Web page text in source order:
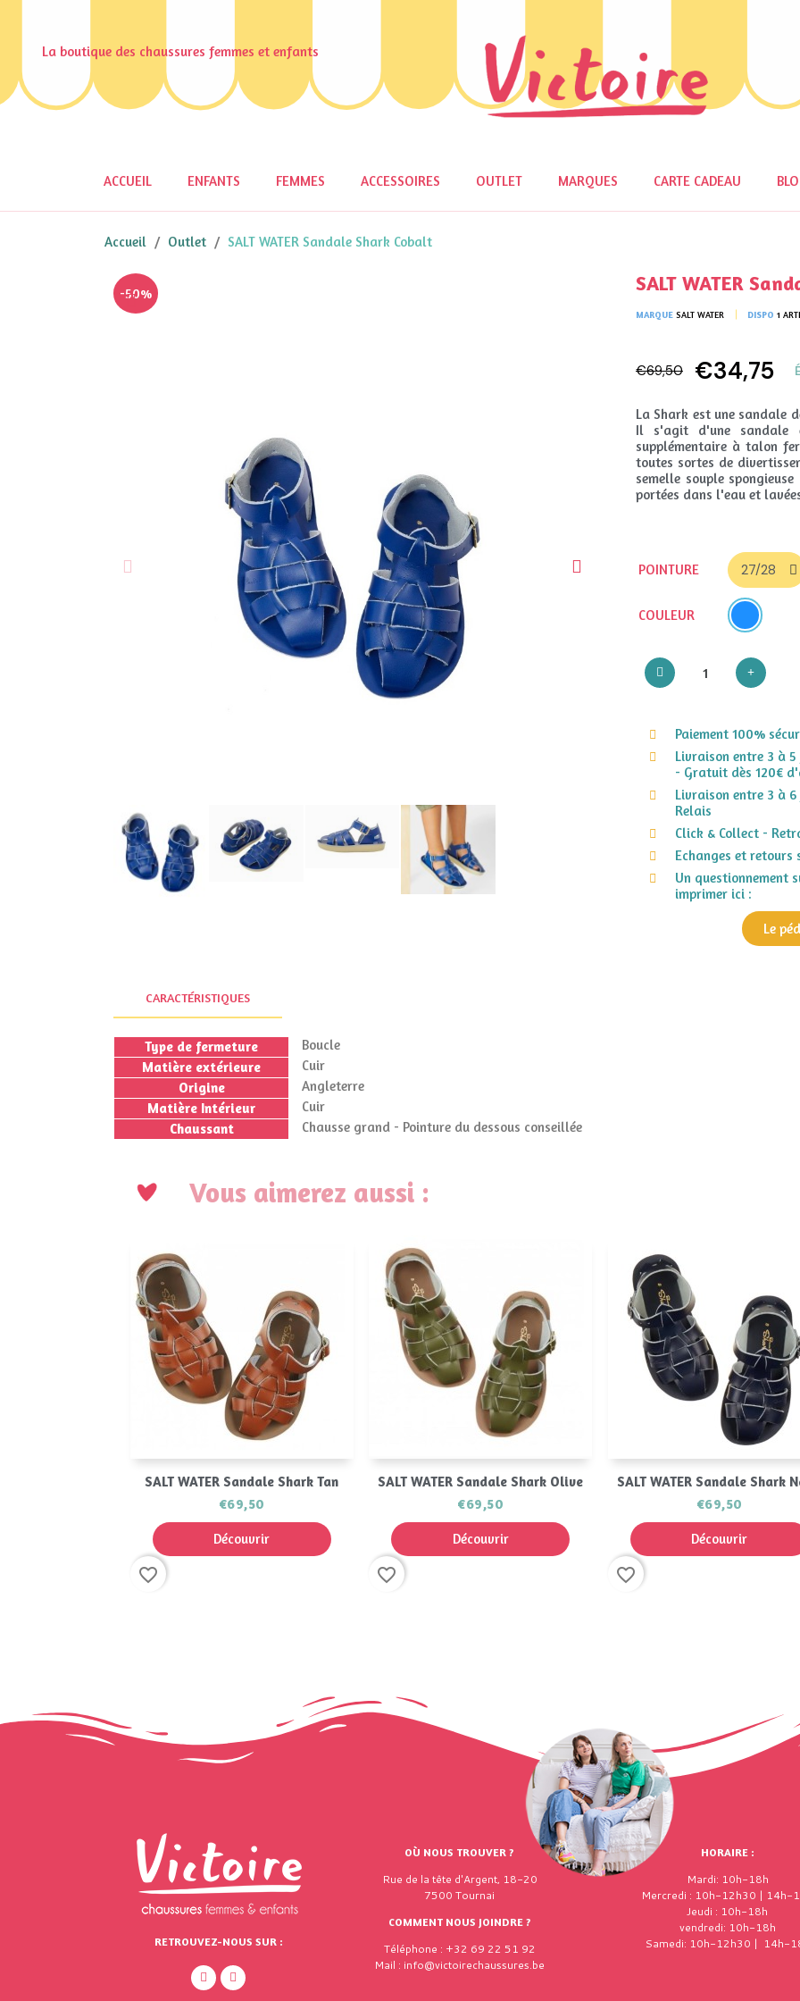
La boutique des chaussures femmes et enfants
ACCUEIL ENFANTS FEMMES ACCESSOIRES OUTLET MARQUES CARTE CADEAU
Accueil Outlet SALT WATER Sandale Shark Cobalt
-50% SALT WATER
MARQUE SALT WATER DISPO 1
€69,50 €34,75
La Shark est une sandale
Il s'agit d'une sandale
supplémentaire à talon
toutes sortes de
semelle souple
portées dans l'eau et
POINTURE
COULEUR
Paiement 100%
Livraison entre 3 à
- Gratuit dès 120€
Livraison entre 3 à
Relais
Click & Collect -
Echanges et retours
Un questionnement
imprimer ici :
Le
CARACTÉRISTIQUES
Type de fermeture
Boucle
Matière extérieure
Cuir
Origine
Angleterre
Matière Intérieur
Cuir
Chaussant
Chausse grand - Pointure du dessous conseillée
Vous aimerez aussi :
Aperçu rapide
SALT WATER Sandale Shark Tan
€69,50
Découvrir
favorite_border
Aperçu rapide
SALT WATER Sandale Shark Olive
€69,50
Découvrir
favorite_border
Aperçu rapide
SALT WATER Sandale Shark
€69,50
Découvrir
favorite_border
RETROUVEZ-NOUS SUR :
OÙ NOUS TROUVER ?
Rue de la tête d'Argent, 18-20
7500 Tournai
COMMENT NOUS JOINDRE ?
Téléphone : +32 69 22 51 92
Mail : info@victoirechaussures.be
HORAIRE :
Mardi: 10h-18h
Mercredi : 10h-12h30 | 14h-
Jeudi : 10h-18h
vendredi: 10h-18h
Samedi: 10h-12h30 | 14h-